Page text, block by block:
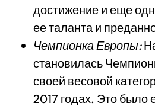
достижение и еще
ее таланта и
Чемпионка Европы:
становилась
своей весовой
2017 годах. Это было